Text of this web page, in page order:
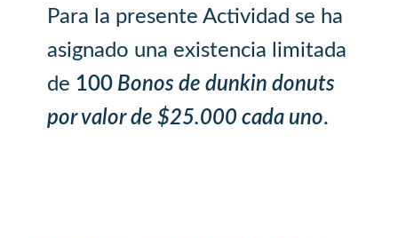
Para la presente Actividad se ha
asignado una existencia limitada
de 100Bonos de dunkin donuts
por valor de $25.000 cada uno.